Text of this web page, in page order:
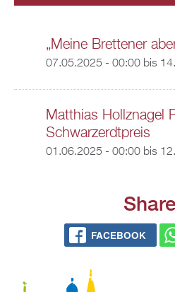
„Meine Brettener
07.05.2025 - 00:00bis
Matthias Hollznagel
Schwarzerdtpreis
01.06.2025 - 00:00bis
FACEBOOK